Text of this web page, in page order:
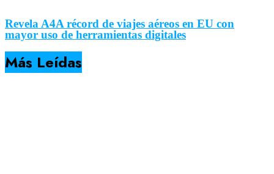
Revela A4A récord de viajes aéreos en EU con
mayor uso de herramientas digitales
Más Leídas